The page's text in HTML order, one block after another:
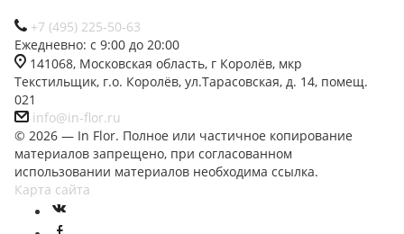
+7 (495) 225-50-63
Ежедневно: с 9:00 до 20:00
141068, Московская область, г Королёв, мкр
Текстильщик, г.о. Королёв, ул.Тарасовская, д. 14, помещ.
021
info@in-flor.ru
© 2026 — In Flor. Полное или частичное копирование
материалов запрещено, при согласованном
использовании материалов необходима ссылка.
Карта сайта